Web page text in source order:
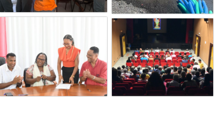
518273528_1157302023090352_6473765559396884809_n